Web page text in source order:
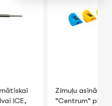
Zīmuļu asināmais
"Centrum" plastmasas